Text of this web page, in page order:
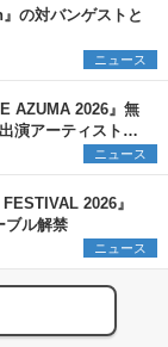
の対バンゲストと
ニュース
AZUMA 2026』無
演アーティストを
ニュース
2026』
ブル解禁
ニュース